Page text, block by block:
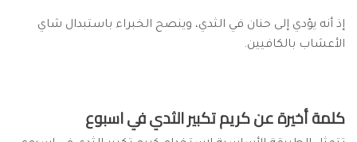
إذ أنه يؤدي إلى حنان في الثدي، وينصح الخبراء باستبدال شاي
الأعشاب بالكافيين.
كلمة أخيرة عن كريم تكبير الثدي في اسبوع